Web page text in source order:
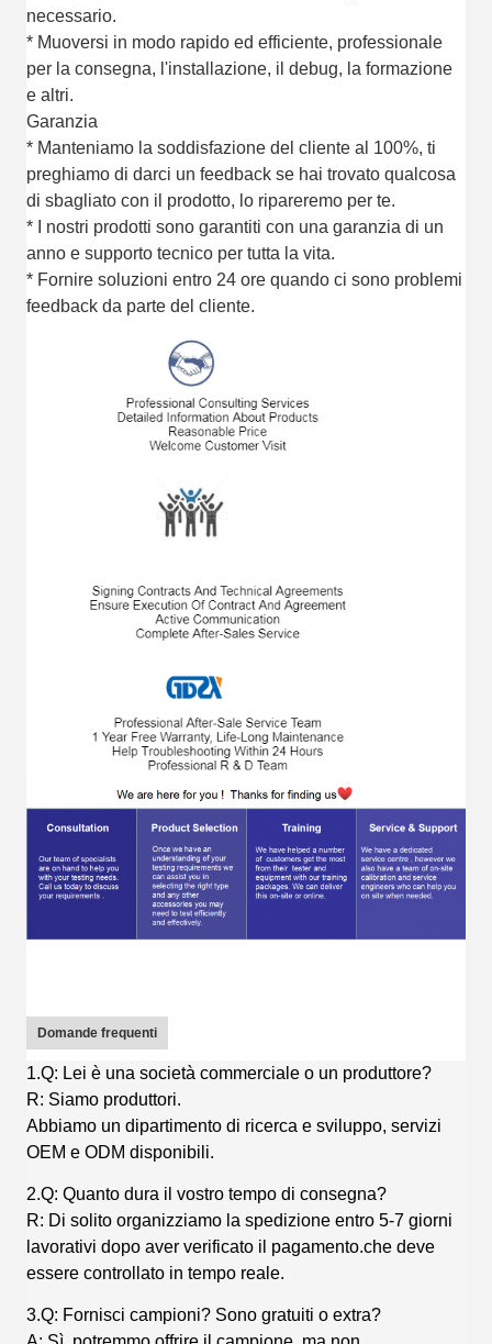
necessario.
* Muoversi in modo rapido ed efficiente, professionale
per la consegna, l'installazione, il debug, la formazione
e altri.
Garanzia
* Manteniamo la soddisfazione del cliente al 100%, ti
preghiamo di darci un feedback se hai trovato qualcosa
di sbagliato con il prodotto, lo ripareremo per te.
* I nostri prodotti sono garantiti con una garanzia di un
anno e supporto tecnico per tutta la vita.
* Fornire soluzioni entro 24 ore quando ci sono problemi
feedback da parte del cliente.
Domande frequenti
1.Q: Lei è una società commerciale o un produttore?
R: Siamo produttori.
Abbiamo un dipartimento di ricerca e sviluppo, servizi
OEM e ODM disponibili.
2.Q: Quanto dura il vostro tempo di consegna?
R: Di solito organizziamo la spedizione entro 5-7 giorni
lavorativi dopo aver verificato il pagamento.che deve
essere controllato in tempo reale.
3.Q: Fornisci campioni? Sono gratuiti o extra?